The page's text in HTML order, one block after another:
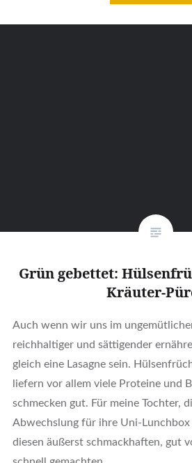
Grün gebettet:
Kräuter-
Auch wenn wir uns im
reichhaltiger und sättigender
gleich eine Lasagne sein.
liefern vor allem viele Proteine und
schmecken gut. Für meine Tochter,
Abwechslung für ihre Uni-Lunchbox
diesen äußerst schmackhaften, gut